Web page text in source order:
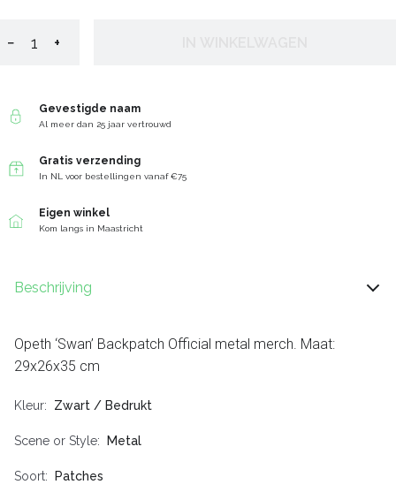
− +
Gevestigde naam
Al meer dan 25 jaar vertrouwd
Gratis verzending
In NL voor bestellingen vanaf €75
Eigen winkel
Kom langs in Maastricht
Beschrijving
Opeth ‘Swan’ Backpatch Official metal merch. Maat:
29x26x35 cm
Kleur Zwart / Bedrukt
Scene or Style Metal
Soort Patches